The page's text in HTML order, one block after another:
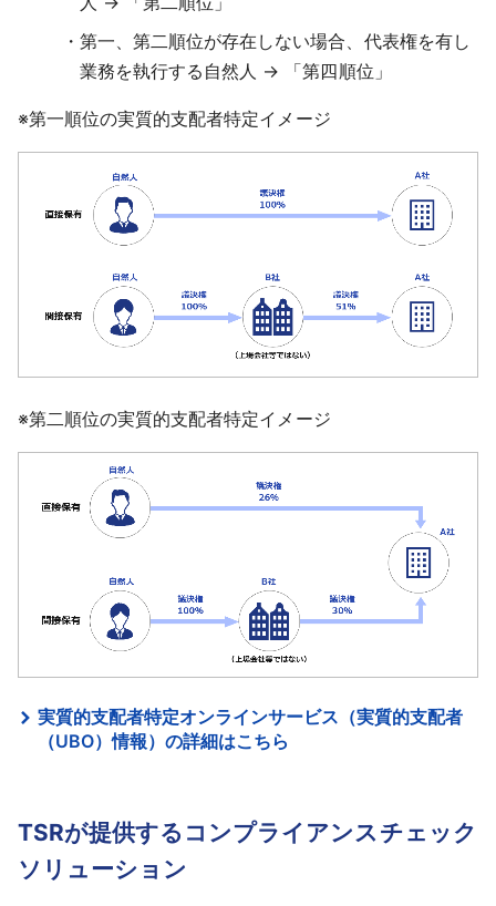
第一、第二順位が存在しない場合、代表権を有し
業務を執行する自然人 → 「第四順位」
※第一順位の実質的支配者特定イメージ
※第二順位の実質的支配者特定イメージ
実質的支配者特定オンラインサービス（実質的支配者
（UBO）情報）の詳細はこちら
TSRが提供するコンプライアンスチェック
ソリューション